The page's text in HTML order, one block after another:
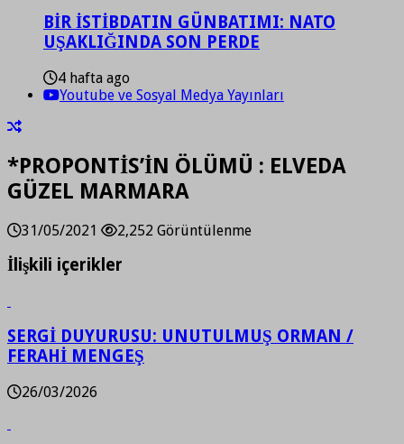
BİR İSTİBDATIN GÜNBATIMI: NATO
UŞAKLIĞINDA SON PERDE
4 hafta ago
Youtube ve Sosyal Medya Yayınları
*PROPONTİS’İN ÖLÜMÜ : ELVEDA
GÜZEL MARMARA
31/05/2021 2,252 Görüntülenme
İlişkili içerikler
SERGİ DUYURUSU: UNUTULMUŞ ORMAN /
FERAHİ MENGEŞ
26/03/2026